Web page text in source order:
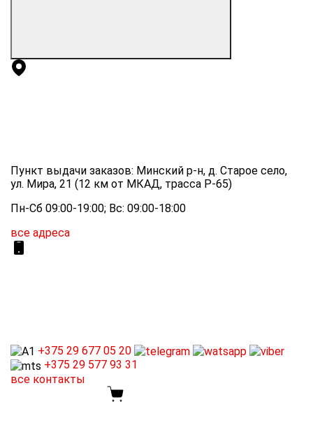
Пункт выдачи заказов: Минский р-н, д. Старое село,
ул. Мира, 21 (12 км от МКАД, трасса P-65)
Пн-Сб 09:00-19:00; Вс: 09:00-18:00
все адреса
+375 29 677 05 20
+375 29 577 93 31
все контакты